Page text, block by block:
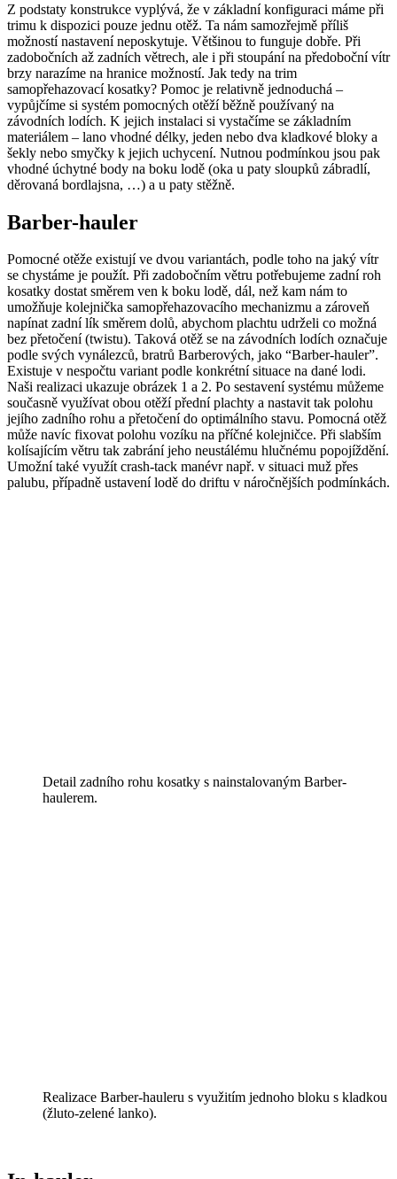
Z podstaty konstrukce vyplývá, že v základní konfiguraci máme při
trimu k dispozici pouze jednu otěž. Ta nám samozřejmě příliš
možností nastavení neposkytuje. Většinou to funguje dobře. Při
zadobočních až zadních větrech, ale i při stoupání na předoboční vítr
brzy narazíme na hranice možností. Jak tedy na trim
samopřehazovací kosatky? Pomoc je relativně jednoduchá –
vypůjčíme si systém pomocných otěží běžně používaný na
závodních lodích. K jejich instalaci si vystačíme se základním
materiálem – lano vhodné délky, jeden nebo dva kladkové bloky a
šekly nebo smyčky k jejich uchycení. Nutnou podmínkou jsou pak
vhodné úchytné body na boku lodě (oka u paty sloupků zábradlí,
děrovaná bordlajsna, …) a u paty stěžně.
Barber-hauler
Pomocné otěže existují ve dvou variantách, podle toho na jaký vítr
se chystáme je použít. Při zadobočním větru potřebujeme zadní roh
kosatky dostat směrem ven k boku lodě, dál, než kam nám to
umožňuje kolejnička samopřehazovacího mechanizmu a zároveň
napínat zadní lík směrem dolů, abychom plachtu udrželi co možná
bez přetočení (twistu). Taková otěž se na závodních lodích označuje
podle svých vynálezců, bratrů Barberových, jako “Barber-hauler”.
Existuje v nespočtu variant podle konkrétní situace na dané lodi.
Naši realizaci ukazuje obrázek 1 a 2. Po sestavení systému můžeme
současně využívat obou otěží přední plachty a nastavit tak polohu
jejího zadního rohu a přetočení do optimálního stavu. Pomocná otěž
může navíc fixovat polohu vozíku na příčné kolejničce. Při slabším
kolísajícím větru tak zabrání jeho neustálému hlučnému popojíždění.
Umožní také využít crash-tack manévr např. v situaci muž přes
palubu, případně ustavení lodě do driftu v náročnějších podmínkách.
Detail zadního rohu kosatky s nainstalovaným Barber-
haulerem.
Realizace Barber-hauleru s využitím jednoho bloku s kladkou
(žluto-zelené lanko).